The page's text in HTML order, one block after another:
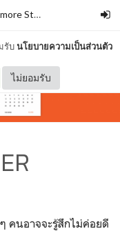
รับนโยบายความเป็นส่วนตัว
ไม่ยอมรับ
Store
คนอาจจะรู้สึกไม่ค่อยดี